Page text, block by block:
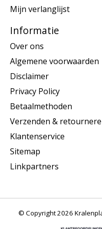
Mijn verlanglijst
Informatie
Over ons
Algemene voorwaarden
Disclaimer
Privacy Policy
Betaalmethoden
Verzenden &
Klantenservice
Sitemap
Linkpartners
© Copyright 2026